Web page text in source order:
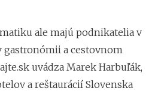
ale majú podnikatelia v
gastronómii a cestovnom
uvádza Marek Harbuľák,
a reštaurácií Slovenska